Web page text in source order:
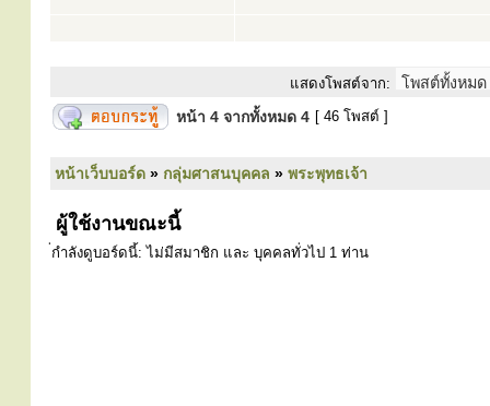
แสดงโพสต์จาก:
หน้า 4 จากทั้งหมด 4 [ 46 โพสต์ ]
หน้าเว็บบอร์ด » กลุ่มศาสนบุคคล » พระพุทธเจ้า
ผู้ใช้งานขณะนี้
่กำลังดูบอร์ดนี้: ไม่มีสมาชิก และ บุคคลทั่วไป 1 ท่าน